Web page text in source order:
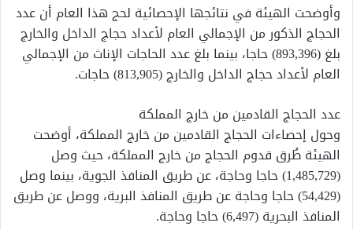
وأوضحت الهيئة في نتائجها الإحصائية لحج هذا العام أن عدد
الحجاج الذكور من الإجمالي العام لأعداد حجاج الداخل والخارج
بلغ (893,396) حاجا، بينما بلغ عدد الحاجات الإناث من الإجمالي
العام لأعداد حجاج الداخل والخارج (813,905) حاجات.
عدد الحجاج القادمين من خارج المملكة
وحول إحصاءات الحجاج القادمين من خارج المملكة، أوضحت
الهيئة طُرق قدوم الحجاج من خارج المملكة، حيث وصل
(1,485,729) حاجا وحاجة، عن طريق المنافذ الجوية، بينما وصل
(54,429) حاجا وحاجة عن طريق المنافذ البرية، ووصل عن طريق
المنافذ البحرية (6,497) حاجا وحاجة.